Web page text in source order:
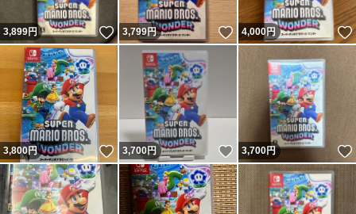
3,899円 いいね！
3,799円 いいね！
4,000円
3,800円 いいね！
3,700円 いいね！
3,700円